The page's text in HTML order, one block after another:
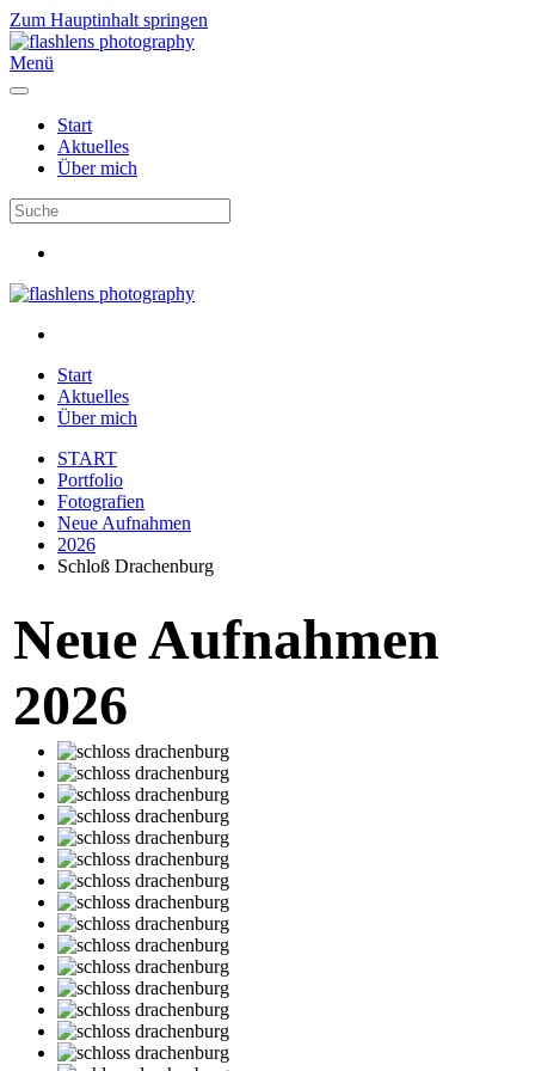
Zum Hauptinhalt springen
Menü
Start
Aktuelles
Über mich
Start
Aktuelles
Über mich
START
Portfolio
Fotografien
Neue Aufnahmen
2026
Schloß Drachenburg
Neue Aufnahmen
2026